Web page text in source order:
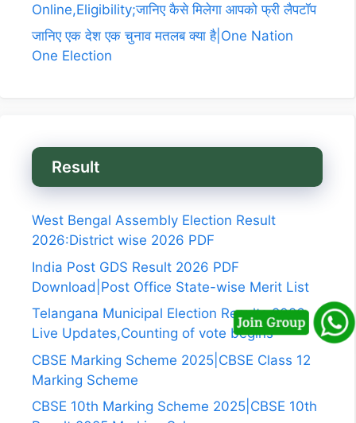
Online,Eligibility;जानिए कैसे मिलेगा आपको फ्री लैपटॉप
जानिए एक देश एक चुनाव मतलब क्या है|One Nation
One Election
Result
West Bengal Assembly Election Result
2026:District wise 2026 PDF
India Post GDS Result 2026 PDF
Download|Post Office State-wise Merit List
Telangana Municipal Election Results 2026
Live Updates,Counting of vote begins
CBSE Marking Scheme 2025|CBSE Class 12
Marking Scheme
CBSE 10th Marking Scheme 2025|CBSE 10th